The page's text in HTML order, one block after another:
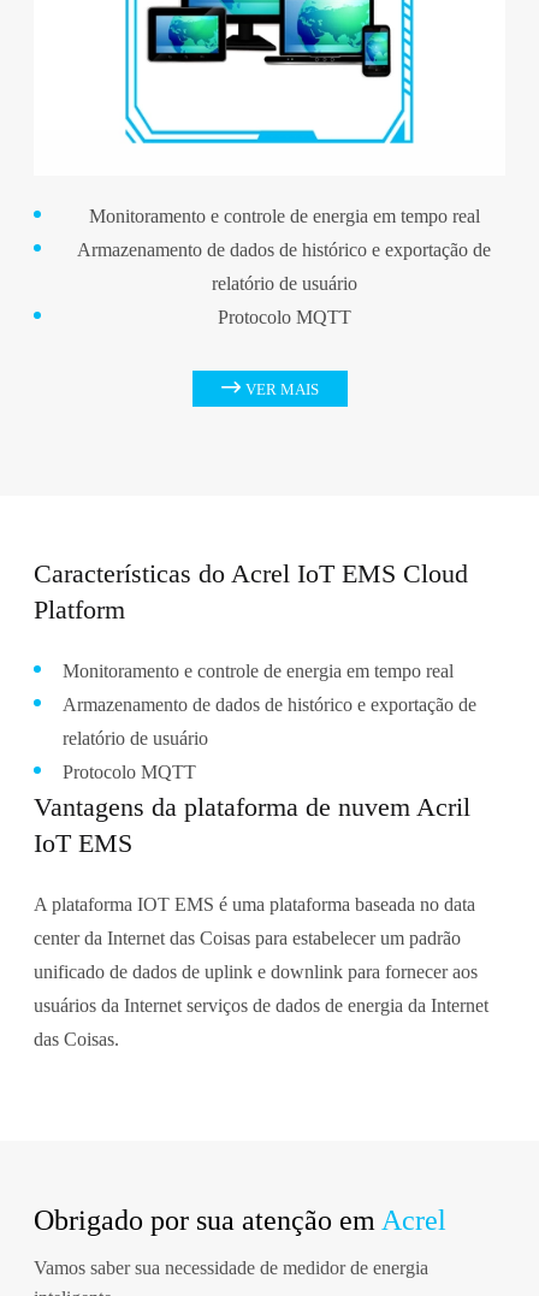
Monitoramento e controle de energia em tempo real
Armazenamento de dados de histórico e exportação de
relatório de usuário
Protocolo MQTT
 VER MAIS
Características do Acrel IoT EMS Cloud
Platform
Monitoramento e controle de energia em tempo real
Armazenamento de dados de histórico e exportação de
relatório de usuário
Protocolo MQTT
Vantagens da plataforma de nuvem Acril
IoT EMS
A plataforma IOT EMS é uma plataforma baseada no data
center da Internet das Coisas para estabelecer um padrão
unificado de dados de uplink e downlink para fornecer aos
usuários da Internet serviços de dados de energia da Internet
das Coisas.
Obrigado por sua atenção em Acrel
Vamos saber sua necessidade de medidor de energia